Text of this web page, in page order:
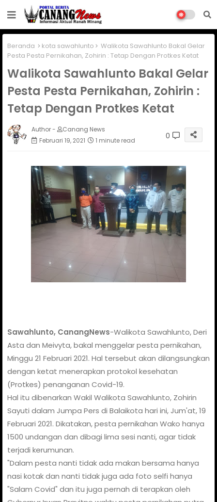
Beranda kota sawahlunto
Walikota Sawahlunto Bakal Gelar
Pesta Pesta Pernikahan, Zohirin : Tetap Dengan Protkes Ketat
Walikota Sawahlunto Bakal Gelar
Pesta Pesta Pernikahan, Zohirin :
Tetap Dengan Protkes Ketat
Author -
Canang News
Februari 19, 2021
1 minute read 0
Sawahlunto, CanangNews-Walikota Sawahlunto, Deri
Asta dan Meivyta, bakal menggelar pesta pernikahan,
Minggu 21 Februari 2021. Hal tersebut akan dilangsungkan
dengan ketat menerapkan protokol kesehatan
(Protkes) penanganan Covid-19.
Hal itu dibenarkan Wakil Walikota Sawahlunto, Zohirin
Sayuti dalam Jumpa Pers di Balaikota hari ini, Jum'at, 19
Februari 2021. Dikatakan, pesta pernikahan Wako hanya
1500 undangan dan dibagi lima sesi nanti, agar tidak
terjadi kerumunan.
"Dalam pesta nanti tidak ada makan bersama hanya
nasi kotak dan nanti tidak juga ada foto selfi hanya
"Salam Covid" dan itu juga pernah di terapkan oleh